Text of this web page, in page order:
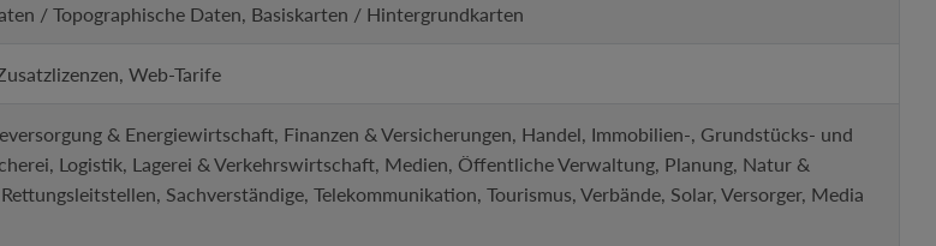
/ Topographische Daten, Basiskarten / Hintergrundkarten
Web-Tarife
& Energiewirtschaft, Finanzen & Versicherungen, Handel, Immobilien-, Grundstücks- und
Logistik, Lagerei & Verkehrswirtschaft, Medien, Öffentliche Verwaltung, Planung, Natur &
Sachverständige, Telekommunikation, Tourismus, Verbände, Solar, Versorger, Media